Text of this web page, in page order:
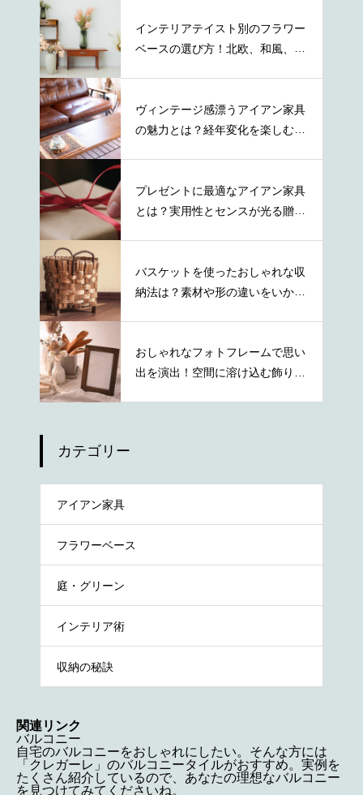
インテリアテイスト別のフラワー
ベースの選び方！北欧、和風、ナ
ヴィンテージ感漂うアイアン家具
の魅力とは？経年変化を楽しむ秘
プレゼントに最適なアイアン家具
とは？実用性とセンスが光る贈り
バスケットを使ったおしゃれな収
納法は？素材や形の違いをいかし
おしゃれなフォトフレームで思い
出を演出！空間に溶け込む飾り方
カテゴリー
アイアン家具
フラワーベース
庭・グリーン
インテリア術
収納の秘訣
関連リンク
バルコニー
自宅のバルコニーをおしゃれにしたい。そんな方には
「クレガーレ」のバルコニータイルがおすすめ。実例を
たくさん紹介しているので、あなたの理想なバルコニー
を見つけてみてくださいね。